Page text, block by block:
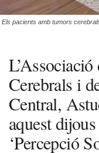
Els pacients amb tumors
Cerebrals i
Central,
aquest
‘Percepció